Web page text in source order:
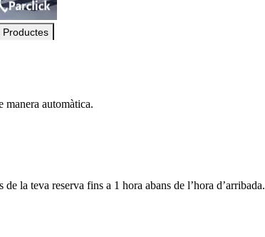
Productes
manera automàtica.
la teva reserva fins a 1 hora abans de l’hora d’arribada.